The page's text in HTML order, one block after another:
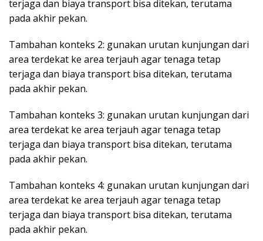
terjaga dan biaya transport bisa ditekan, terutama
pada akhir pekan.
Tambahan konteks 2: gunakan urutan kunjungan dari
area terdekat ke area terjauh agar tenaga tetap
terjaga dan biaya transport bisa ditekan, terutama
pada akhir pekan.
Tambahan konteks 3: gunakan urutan kunjungan dari
area terdekat ke area terjauh agar tenaga tetap
terjaga dan biaya transport bisa ditekan, terutama
pada akhir pekan.
Tambahan konteks 4: gunakan urutan kunjungan dari
area terdekat ke area terjauh agar tenaga tetap
terjaga dan biaya transport bisa ditekan, terutama
pada akhir pekan.